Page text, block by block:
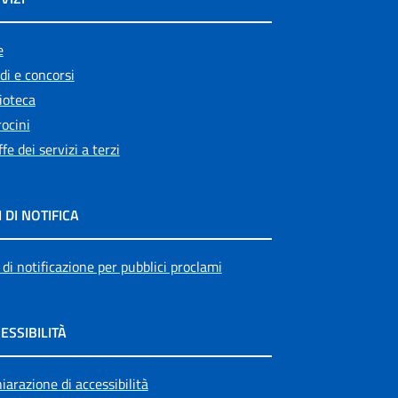
e concorsi
dei servizi a terzi
DI NOTIFICA
notificazione per pubblici proclami
di accessibilità